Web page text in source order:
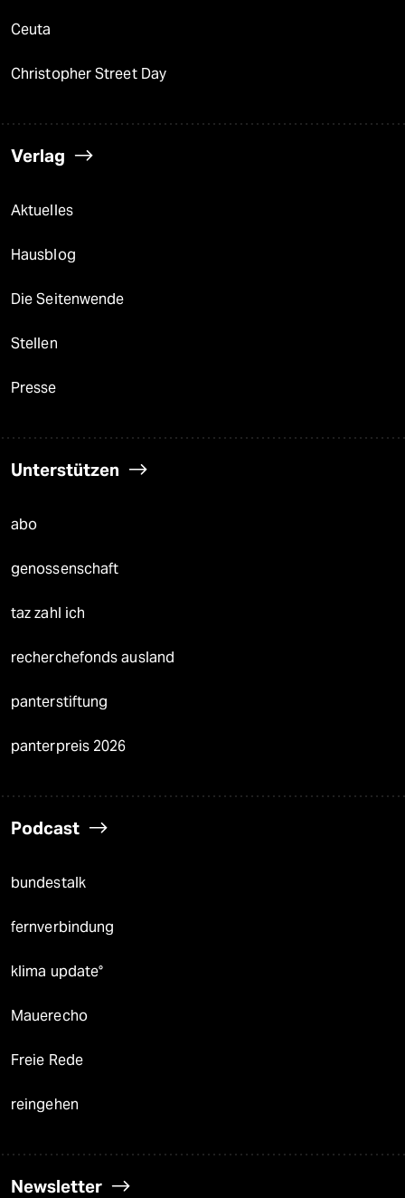
Ceuta
Christopher Street Day
Verlag
Aktuelles
Hausblog
Die Seitenwende
Stellen
Presse
Unterstützen
abo
genossenschaft
taz zahl ich
recherchefonds ausland
panterstiftung
panterpreis 2026
Podcast
bundestalk
fernverbindung
klima update°
Mauerecho
Freie Rede
reingehen
Newsletter